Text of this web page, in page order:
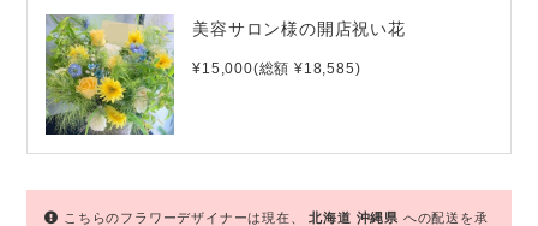
美容サロン様の開店祝い花
¥15,000(総額 ¥18,585)
こちらのフラワーデザイナーは現在、北海道 沖縄県 への配送を承